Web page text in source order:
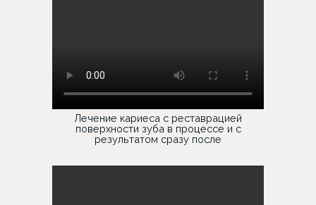
Лечение кариеса с реставрацией
поверхности зуба в процессе и с
результатом сразу после